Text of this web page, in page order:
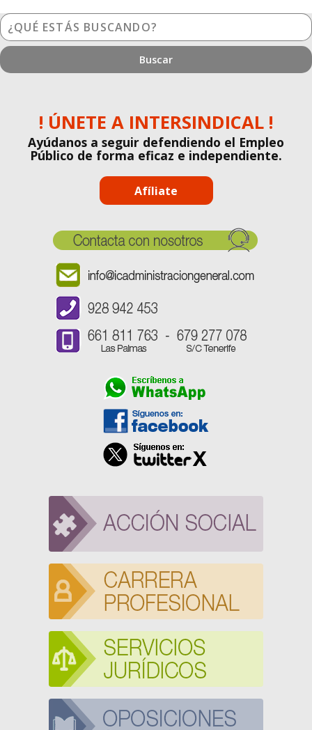
¿Qué
estás
buscando?
! ÚNETE A INTERSINDICAL !
Ayúdanos a seguir defendiendo el Empleo
Público de forma eficaz e independiente.
Afíliate